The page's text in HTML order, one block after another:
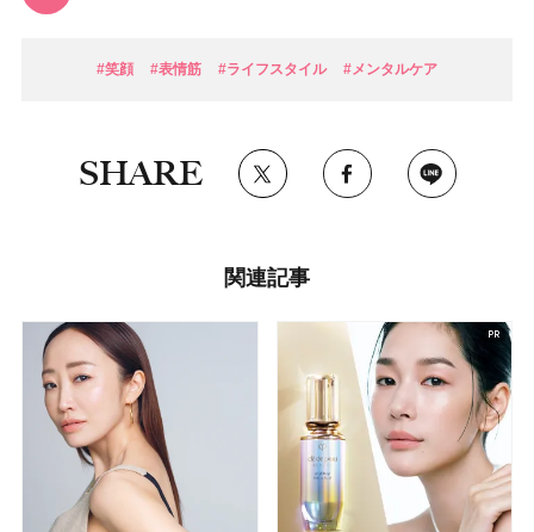
#笑顔 #表情筋 #ライフスタイル #メンタルケア
SHARE
関連記事